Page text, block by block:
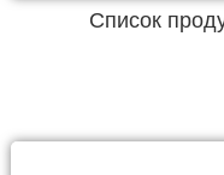
Список